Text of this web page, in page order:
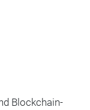
Blockchain-